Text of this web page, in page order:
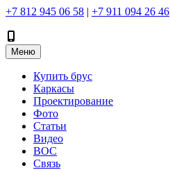
+7 812 945 06 58 | +7 911 094 26 46
Меню
Купить брус
Каркасы
Проектирование
Фото
Статьи
Видео
ВОС
Связь